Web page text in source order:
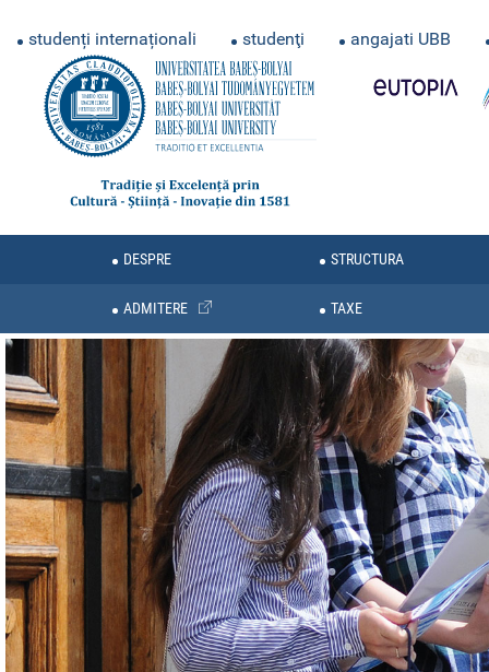
studenți internaționali studenţi angajati UBB
DESPRE STRUCTURA
ADMITERE TAXE